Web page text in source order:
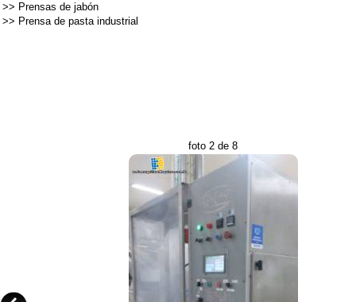
>> Prensas de jabón
>> Prensa de pasta industrial
foto 2 de 8